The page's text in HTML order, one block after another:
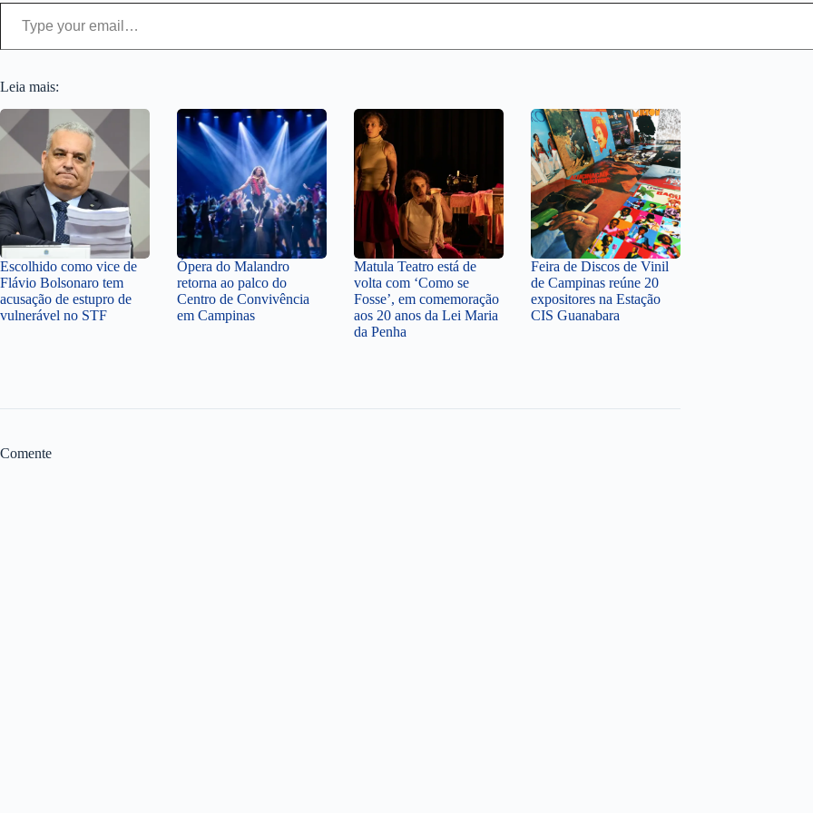
Leia mais:
Escolhido como vice de
Flávio Bolsonaro tem
acusação de estupro de
vulnerável no STF
Ópera do Malandro
retorna ao palco do
Centro de Convivência
em Campinas
Matula Teatro está de
volta com ‘Como se
Fosse’, em comemoração
aos 20 anos da Lei Maria
da Penha
Feira de Discos de Vinil
de Campinas reúne 20
expositores na Estação
CIS Guanabara
Comente